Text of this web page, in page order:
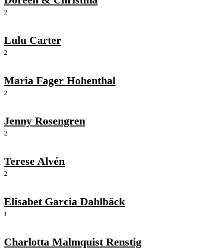
2
Lulu Carter
2
Maria Fager Hohenthal
2
Jenny Rosengren
2
Terese Alvén
2
Elisabet Garcia Dahlbäck
1
Charlotta Malmquist Renstig